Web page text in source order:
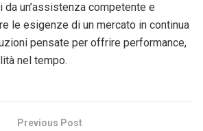
un’assistenza competente e
le esigenze di un mercato in continua
pensate per offrire performance,
nel tempo.
Previous Post